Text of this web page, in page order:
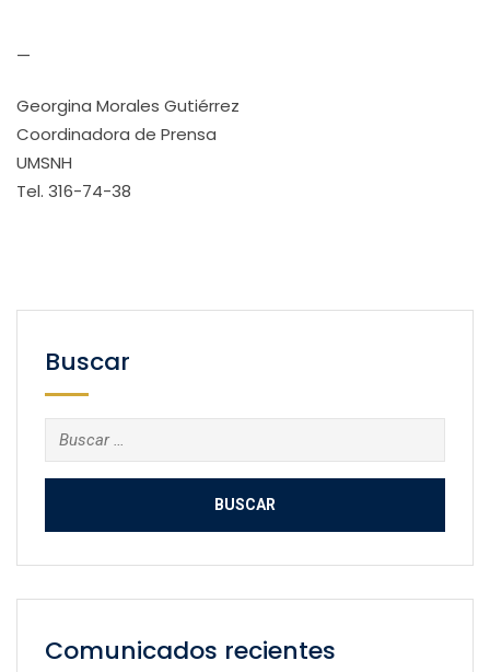
—
Georgina Morales Gutiérrez
Coordinadora de Prensa
UMSNH
Tel. 316-74-38
Buscar
Buscar:
Comunicados recientes